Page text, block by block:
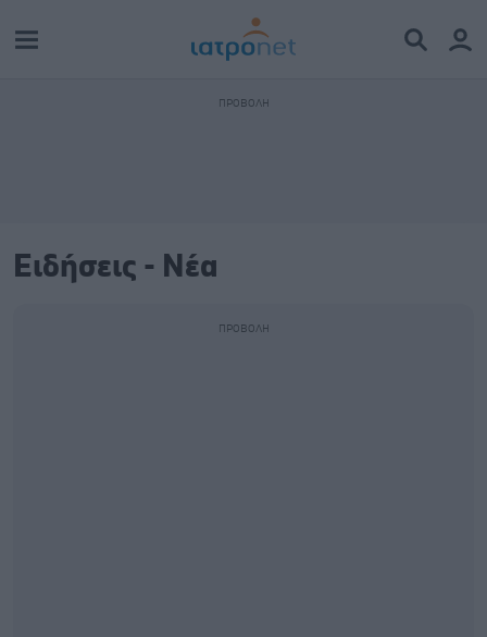
Ειδήσεις - Νέα